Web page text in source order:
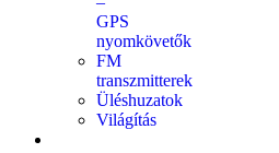
GPS
nyomkövetők
FM
transzmitterek
Üléshuzatok
Világítás